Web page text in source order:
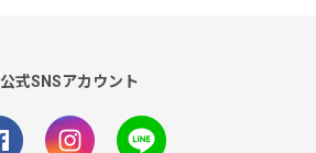
公式SNSアカウント